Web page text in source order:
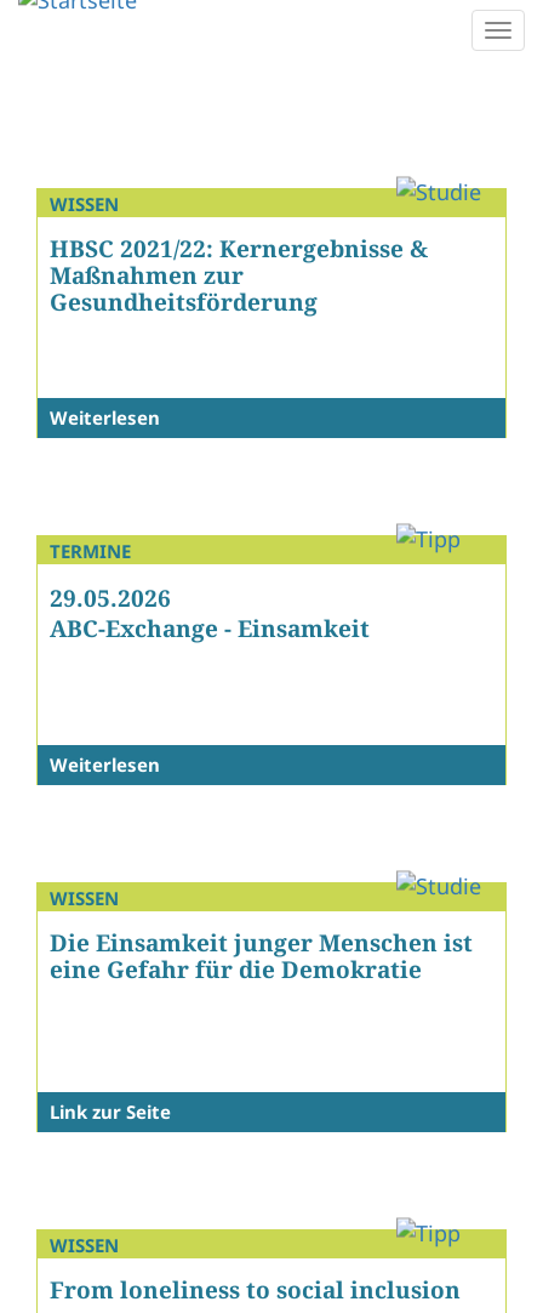
Direkt
WISSEN
HBSC 2021/22: Kernergebnisse &
Maßnahmen zur
Gesundheitsförderung
Weiterlesen
TERMINE
29.05.2026
ABC-Exchange - Einsamkeit
Weiterlesen
WISSEN
Die Einsamkeit junger Menschen ist
eine Gefahr für die Demokratie
Link zur Seite
WISSEN
From loneliness to social inclusion